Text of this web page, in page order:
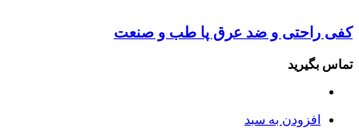
کفی راحتی و ضد عرق پا طب و صنعت
تماس بگیرید
افزودن به سبد